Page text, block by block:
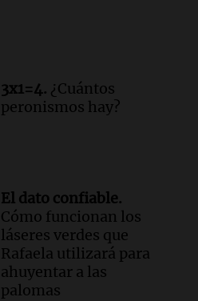
3x1=4. ¿Cuántos
peronismos hay?
El dato confiable.
Cómo funcionan los
láseres verdes que
Rafaela utilizará para
ahuyentar a las
palomas